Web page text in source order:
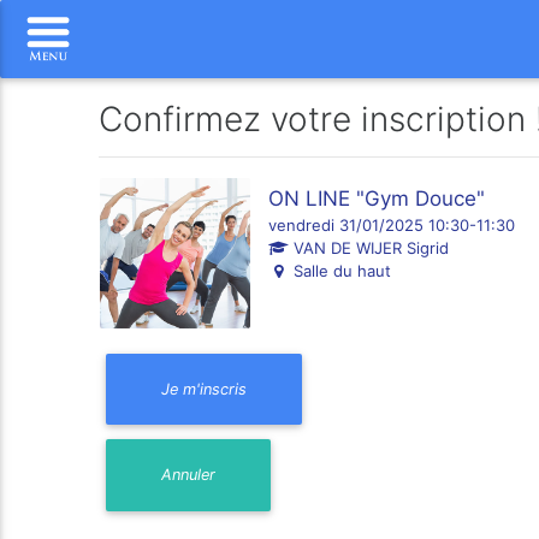
Confirmez votre inscription
ON LINE "Gym Douce"
vendredi 31/01/2025 10:30-11:30
VAN DE WIJER Sigrid
Salle du haut